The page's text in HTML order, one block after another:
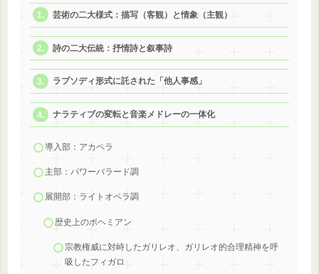
芸術の二大様式：描写（客観）と情象（主観）
詩の二大伝統：抒情詩と叙事詩
ラプソディ形式に託された「他人事感」
ナラティブの変転と音楽メドレーの一体化
導入部：アカペラ
主部：パワーバラード調
展開部：ライトオペラ調
歴史上のボヘミアン
宗教権威に対峙したガリレオ、ガリレオ的合理精神を呼
吸したフィガロ